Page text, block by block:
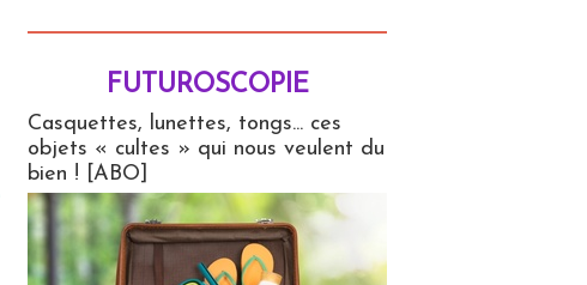
FUTUROSCOPIE
Casquettes, lunettes, tongs... ces
objets « cultes » qui nous veulent du
bien ! [ABO]